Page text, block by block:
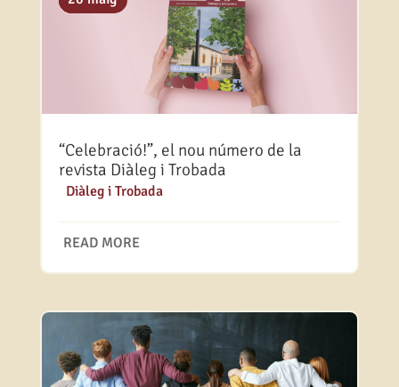
“Celebració!”, el nou número de la
revista Diàleg i Trobada
Diàleg i Trobada
READ MORE